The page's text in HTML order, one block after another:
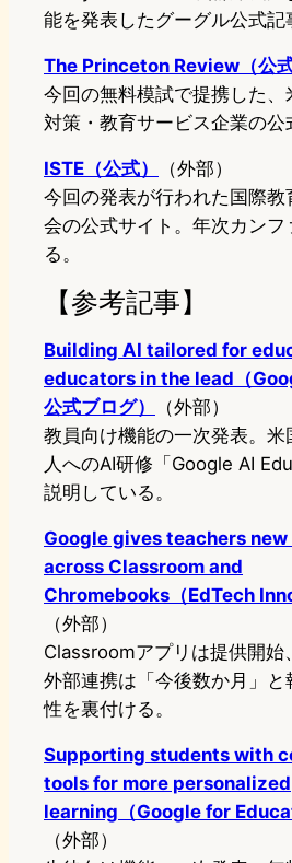
能を発表したグーグル公式記
The Princeton Review（公式
今回の無料模試で提携した、
対策・教育サービス企業の公
ISTE（公式）
（外部）
今回の発表が行われた国際教
会の公式サイト。年次カンフ
る。
【参考記事】
Building AI tailored for
educators in the lead（
公式ブログ）
（外部）
教員向け機能の一次発表。
人へのAI研修「Google AI
説明している。
Google gives teachers
across Classroom and
Chromebooks（EdTech
（外部）
Classroomアプリは提供開始
外部連携は「今後数か月」
性を裏付ける。
Supporting students with
tools for more personalized
learning（Google for
（外部）